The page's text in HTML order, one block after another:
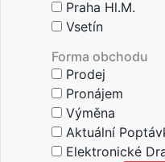
Praha Hl.m.
Vsetín
Forma obchodu
Prodej
Pronájem
Výměna
Aktuální
Elektronické